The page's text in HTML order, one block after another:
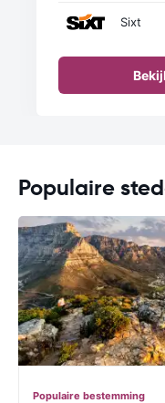
Sixt
Populaire
Populaire bestemming